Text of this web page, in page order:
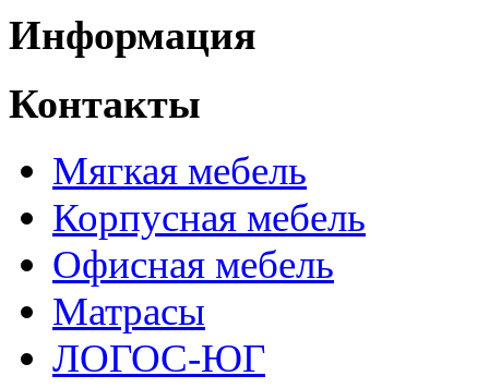
Информация
Контакты
Мягкая мебель
Корпусная мебель
Офисная мебель
Матрасы
ЛОГОС-ЮГ